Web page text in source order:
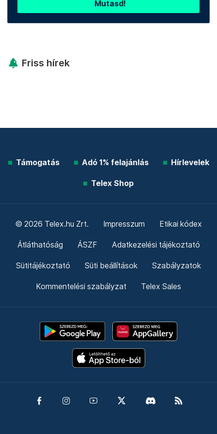
Mutasd!
Friss hírek
Támogatás Adó 1% felajánlás Hírlevelek
Telex Shop
© 2026 Telex.hu Zrt. Impresszum Etikai kódex
Átláthatóság ÁSZF Adatkezelési tájékoztató
Sütitájékoztató Süti beállítások Szabályzatok
Kommentelési szabályzat Telex Sales